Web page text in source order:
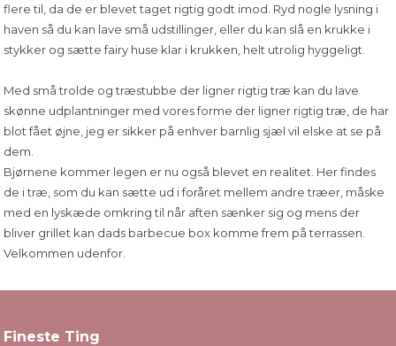
flere til, da de er blevet taget rigtig godt imod. Ryd nogle lysning i
haven så du kan lave små udstillinger, eller du kan slå en krukke i
stykker og sætte fairy huse klar i krukken, helt utrolig hyggeligt.
Med små trolde og træstubbe der ligner rigtig træ kan du lave
skønne udplantninger med vores forme der ligner rigtig træ, de har
blot fået øjne, jeg er sikker på enhver barnlig sjæl vil elske at se på
dem.
Bjørnene kommer legen er nu også blevet en realitet. Her findes
de i træ, som du kan sætte ud i foråret mellem andre træer, måske
med en lyskæde omkring til når aften sænker sig og mens der
bliver grillet kan dads barbecue box komme frem på terrassen.
Velkommen udenfor.
Fineste Ting